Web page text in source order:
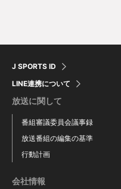
J SPORTS ID
LINE連携について
放送に関して
番組審議委員会議事録
放送番組の編集の基準
行動計画
会社情報